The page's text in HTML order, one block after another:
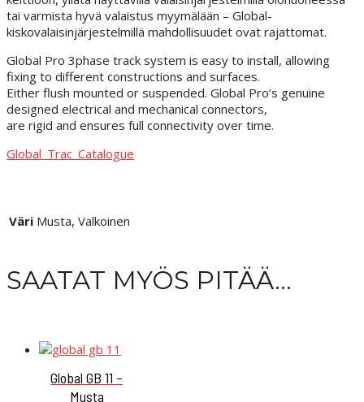
tai varmista hyvä valaistus myymälään – Global-
kiskovalaisinjärjestelmillä mahdollisuudet ovat rajattomat.
Global Pro 3phase track system is easy to install, allowing
fixing to different constructions and surfaces.
Either flush mounted or suspended. Global Pro’s genuine
designed electrical and mechanical connectors,
are rigid and ensures full connectivity over time.
Global_Trac_Catalogue
Väri Musta, Valkoinen
SAATAT MYÖS PITÄÄ...
Global GB 11 –
Musta